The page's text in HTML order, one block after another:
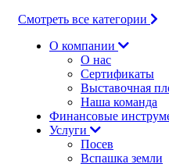
Смотреть все категории
О компании
О нас
Сертификаты
Выставочная
Наша команда
Финансовые
Услуги
Посев
Вспашка земли